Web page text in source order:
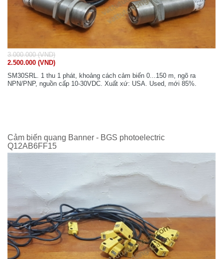
3.000.000 (VND)
2.500.000 (VND)
SM30SRL. 1 thu 1 phát, khoảng cách cảm biến 0...150 m, ngõ ra
NPN/PNP, nguồn cấp 10-30VDC. Xuất xứ: USA. Used, mới 85%.
Cảm biến quang Banner - BGS photoelectric
Q12AB6FF15